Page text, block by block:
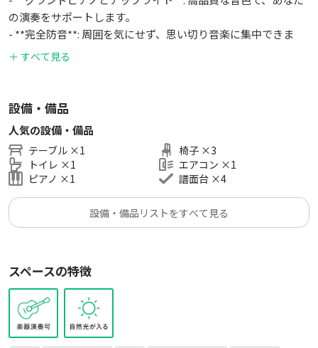
の演奏をサポートします。
- **完全防音**: 周囲を気にせず、思い切り音楽に集中できま
す。
＋ すべて見る
設備・備品
人気の設備・備品
テーブル ×1
トイレ ×1
ピアノ ×1
椅子 ×3
エアコン ×1
譜面台 ×4
設備・備品リストをすべて見る
スペースの特徴